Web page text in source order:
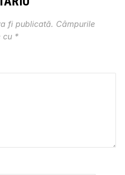
fi publicată. Câmpurile
cu *